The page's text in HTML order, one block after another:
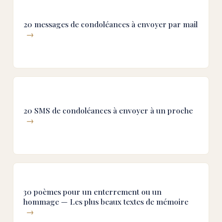
20 messages de condoléances à envoyer par mail
→
20 SMS de condoléances à envoyer à un proche
→
30 poèmes pour un enterrement ou un
hommage — Les plus beaux textes de mémoire
→